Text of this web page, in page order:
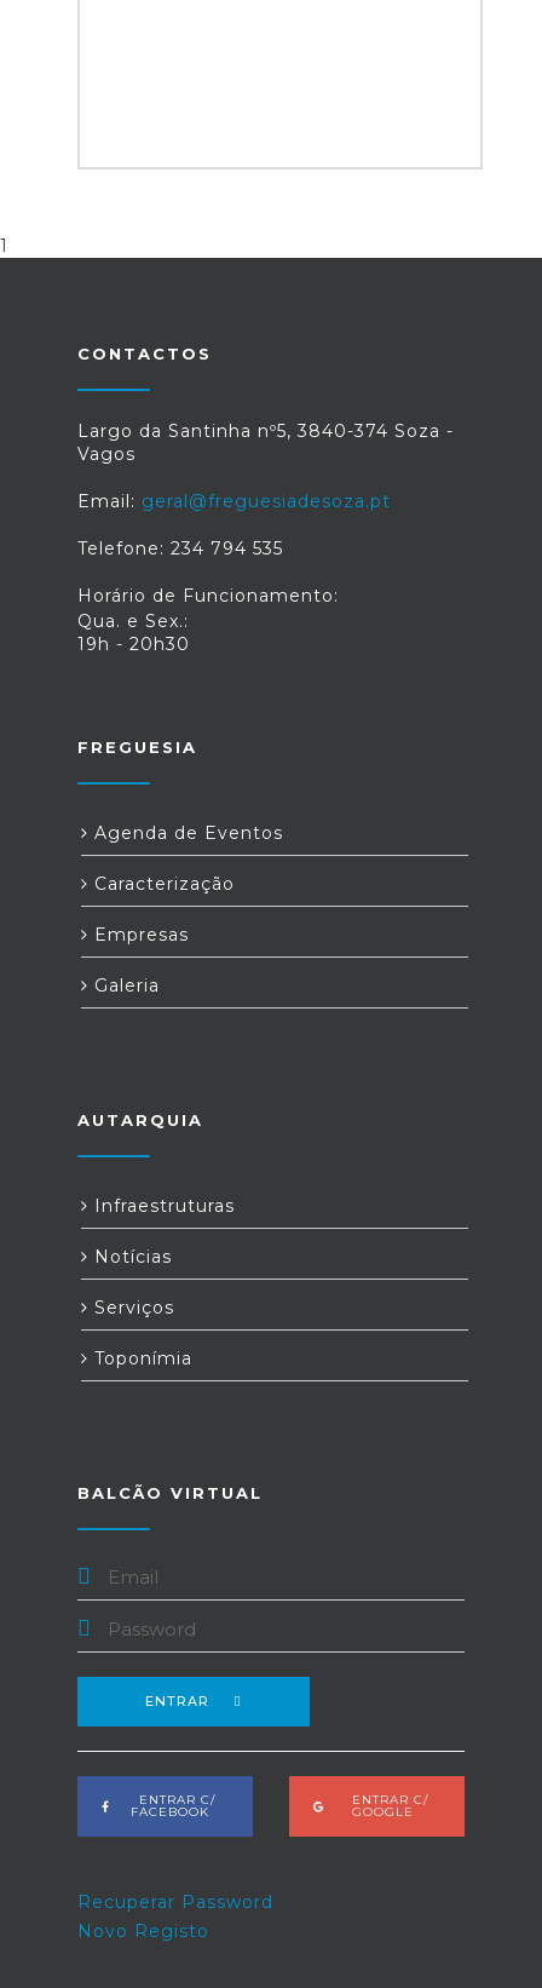
1
CONTACTOS
Largo da Santinha nº5, 3840-374 Soza -
Vagos
Email: geral@freguesiadesoza.pt
Telefone: 234 794 535
Horário de Funcionamento:
Qua. e Sex.:
19h - 20h30
FREGUESIA
Agenda de Eventos
Caracterização
Empresas
Galeria
AUTARQUIA
Infraestruturas
Notícias
Serviços
Toponímia
BALCÃO VIRTUAL
ENTRAR
ENTRAR C/
FACEBOOK
ENTRAR C/
GOOGLE
Recuperar Password
Novo Registo